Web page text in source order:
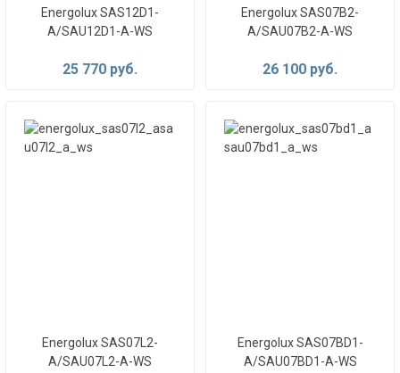
Energolux SAS12D1-
A/SAU12D1-A-WS
25 770 руб.
Energolux SAS07B2-
A/SAU07B2-A-WS
26 100 руб.
Energolux SAS07L2-
A/SAU07L2-A-WS
Energolux SAS07BD1-
A/SAU07BD1-A-WS